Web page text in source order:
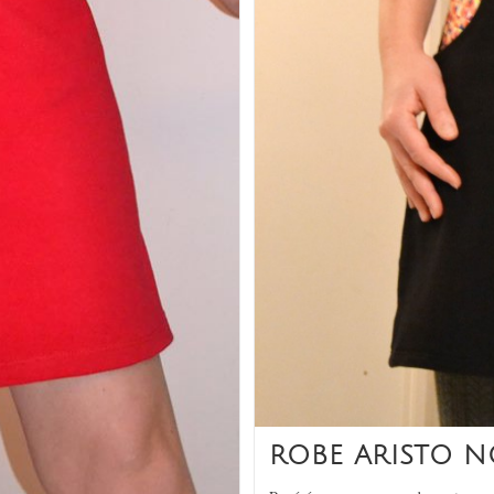
ROBE ARISTO